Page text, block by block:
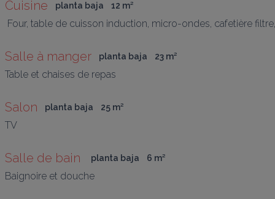
Cuisine planta baja 12 m²
Four, table de cuisson induction, micro-ondes, cafetière
Salle à manger planta baja 23 m²
Table et chaises de repas
Salon planta baja 25 m²
TV
Salle de bain planta baja 6 m²
Baignoire et douche